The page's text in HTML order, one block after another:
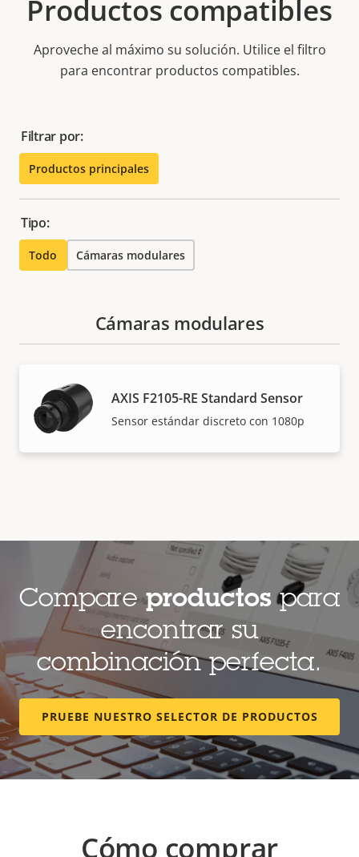
Productos compatibles
Aproveche al máximo su solución. Utilice el filtro
para encontrar productos compatibles.
Filtrar por:
Productos principales
Tipo:
Todo Cámaras modulares
Cámaras modulares
AXIS F2105-RE Standard Sensor
Sensor estándar discreto con 1080p
Compareproductospara
encontrar su
combinación perfecta.
PRUEBE NUESTRO SELECTOR DE PRODUCTOS
Cómo comprar